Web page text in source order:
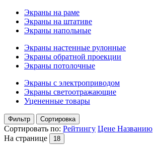
Экраны на раме
Экраны на штативе
Экраны напольные
Экраны настенные рулонные
Экраны обратной проекции
Экраны потолочные
Экраны с электроприводом
Экраны светоотражающие
Уцененные товары
Фильтр Сортировка
Сортировать по: Рейтингу Цене Названию
На странице
18